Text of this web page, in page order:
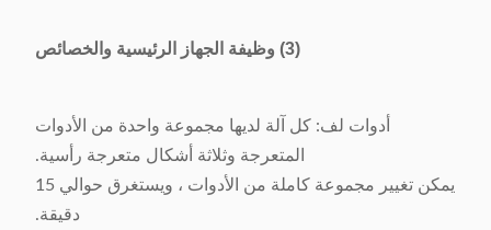
(3) وظيفة الجهاز الرئيسية والخصائص
أدوات لف: كل آلة لديها مجموعة واحدة من الأدوات
المتعرجة وثلاثة أشكال متعرجة رأسية.
يمكن تغيير مجموعة كاملة من الأدوات ، ويستغرق حوالي 15
دقيقة.